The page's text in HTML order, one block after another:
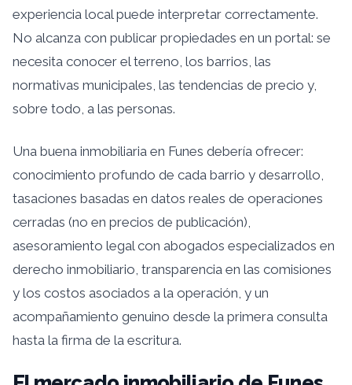
experiencia local puede interpretar correctamente.
No alcanza con publicar propiedades en un portal: se
necesita conocer el terreno, los barrios, las
normativas municipales, las tendencias de precio y,
sobre todo, a las personas.
Una buena inmobiliaria en Funes debería ofrecer:
conocimiento profundo de cada barrio y desarrollo,
tasaciones basadas en datos reales de operaciones
cerradas (no en precios de publicación),
asesoramiento legal con abogados especializados en
derecho inmobiliario, transparencia en las comisiones
y los costos asociados a la operación, y un
acompañamiento genuino desde la primera consulta
hasta la firma de la escritura.